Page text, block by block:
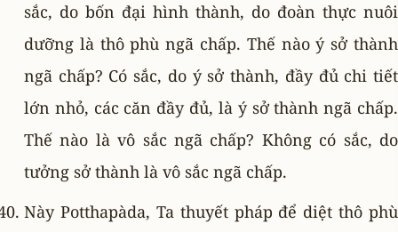
sắc, do bốn đại hình thành, do đoàn thực nuôi
dưỡng là thô phù ngã chấp. Thế nào ý sở thành
ngã chấp? Có sắc, do ý sở thành, đầy đủ chi tiết
lớn nhỏ, các căn đầy đủ, là ý sở thành ngã chấp.
Thế nào là vô sắc ngã chấp? Không có sắc, do
tưởng sở thành là vô sắc ngã chấp.
Này Potthapàda, Ta thuyết pháp để diệt thô phù